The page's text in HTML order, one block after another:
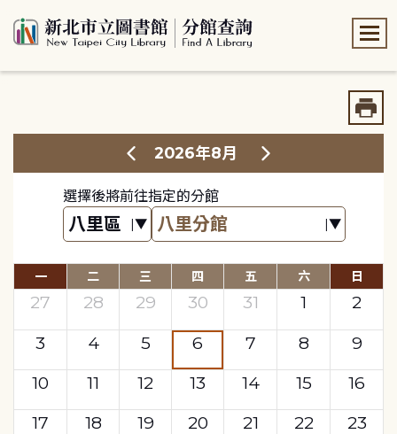
2026年8月
選擇後將前往指定的分館
一 二 三 四 五 六 日
27 28 29 30 31 1
2
3
4 5 6 7 8
9
10
11 12 13 14 15
16
17
18 19 20 21 22
23